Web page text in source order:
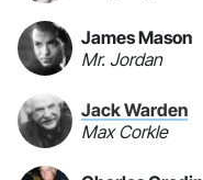
James Mason
Mr. Jordan
Jack Warden
Max Corkle